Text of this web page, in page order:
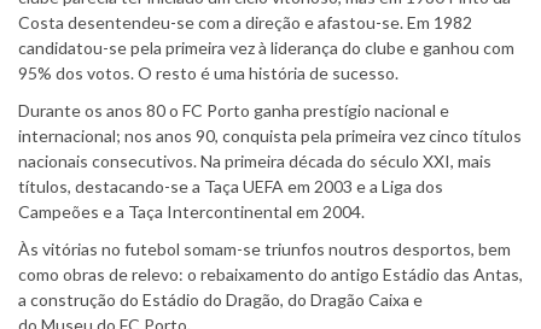
Costa desentendeu-se com a direção e afastou-se. Em 1982
candidatou-se pela primeira vez à liderança do clube e ganhou com
95% dos votos. O resto é uma história de sucesso.
Durante os anos 80 o FC Porto ganha prestígio nacional e
internacional; nos anos 90, conquista pela primeira vez cinco títulos
nacionais consecutivos. Na primeira década do século XXI, mais
títulos, destacando-se a Taça UEFA em 2003 e a Liga dos
Campeões e a Taça Intercontinental em 2004.
Às vitórias no futebol somam-se triunfos noutros desportos, bem
como obras de relevo: o rebaixamento do antigo Estádio das Antas,
a construção do Estádio do Dragão, do Dragão Caixa e